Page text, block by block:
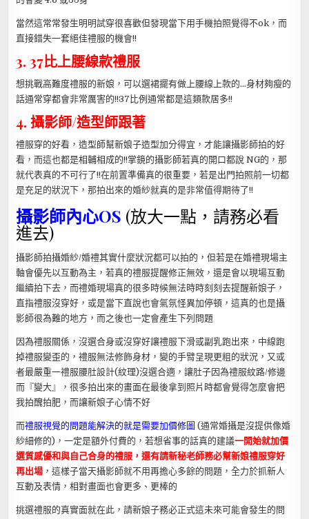
當然這常常發生明明試穿很喜歡但發現當下用手機拍照覺得不ok，而
直接錯失一套絕佳禮服的機會!!
3. 37比上腰線款禮服
想挑戰高難度禮服的新娘，可以選裙擺有做上腰線上款的…身材夠瘦的
話通常穿都會非常厲害的!!37比例通常都是這類款居多!!
4. 攝影師/造型師跟著
禮服穿的好看，造型師幫新娘子造型加分得宜，才能讓攝影師拍的好
看，而這也都是相輔相成的!!掌鏡的攝影師若真的開口都說 NG的，那
就代表真的不可行了!!在前置準備真的很重要，若是出門拍照前一切都
是充足的狀況下，那拍出來的婚紗就真的是非常值得期待了!!
攝影師內心OS (放大一點，請務必看
進去)
攝影師拍攝婚紗/婚禮其實什麼狀況都可以拍的，但若是在婚禮現場主
軸會優先以互動為主，若真的禮服提醒修正無效，還是會以現場互動
繼續拍下去，而禮婚現場真的很多時候無法時時刻刻去提醒新娘子，
直指禮服沒穿好，或是當下直說也會氣氛怪異加停頓，這真的也是攝
影師很為難的地方，而之後也一定會產生下列問題
因為禮服關係，沒選合身或沒穿好讓禮服下滑或副乳跑出來，中線跑
掉禮服變歪的，禮服無法修飾身材，變的手臂呈現更粗的狀況，又或
者最嚴重一禮服腰肚設計(紋理)沒選合適，讓肚子因為禮服紋路/修邊
而『變大』，很多拍出來的畫面在最後拿到照片時都會覺得怎麼會把
我拍醜拍肥，而讓新娘子心情不好
而禮服視覺的問題能解決的就是需要加價修圖 (通常婚攝是沒提供像婚
紗細修的)，一定是額外付費的，若想省事的話真的建議一開始就加價
選質感優和與自己合身的禮服，還有請新秘老師務必幫新娘禮服穿好
再出場 ，這樣子當天攝影師就不用再擔心多餘的問題，全力於抓新人
互動及表情，相對畫面也會更多、更棒的
挑選禮服的真實面就在此，請新娘子務必正式這未來可能會發生的問